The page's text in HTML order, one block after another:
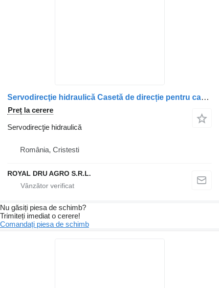
Servodirecţie hidraulică Casetă de direcție pentru camion DAF 0376561 / 0376561R (second-hand)
Preț la cerere
Servodirecţie hidraulică
România, Cristesti
ROYAL DRU AGRO S.R.L.
Nu găsiți piesa de schimb?
Trimiteți imediat o cerere!
Comandați piesa de schimb